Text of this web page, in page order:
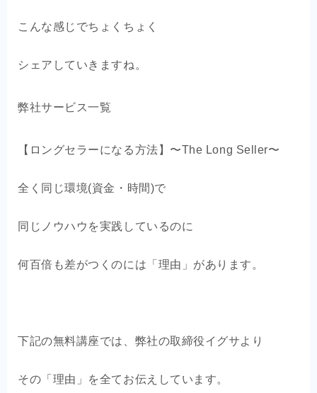
こんな感じでちょくちょく
シェアしていきますね。
弊社サービス一覧
【ロングセラーになる方法】〜The Long Seller〜
全く同じ環境(資金・時間)で
同じノウハウを実践しているのに
何百倍も差がつくのには「理由」があります。
下記の無料講座では、弊社の取締役イグサより
その「理由」を全てお伝えしています。